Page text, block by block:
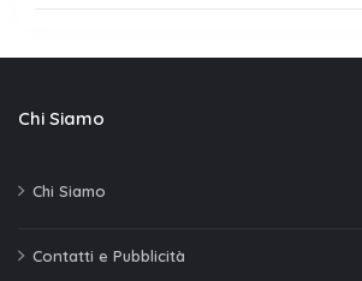
Chi Siamo
Chi Siamo
Contatti e Pubblicità